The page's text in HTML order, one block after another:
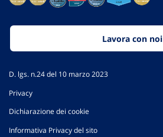
Lavora con noi
D. lgs. n.24 del 10 marzo 2023
Privacy
Dichiarazione dei cookie
Informativa Privacy del sito